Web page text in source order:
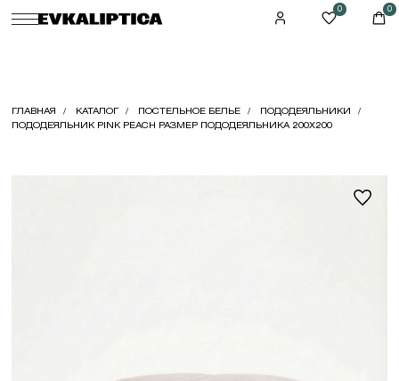
0 0
ГЛАВНАЯ КАТАЛОГ ПОСТЕЛЬНОЕ БЕЛЬЕ
ПОДОДЕЯЛЬНИКИ
ПОДОДЕЯЛЬНИК PINK PEACH РАЗМЕР ПОДОДЕЯЛЬНИКА 200X200